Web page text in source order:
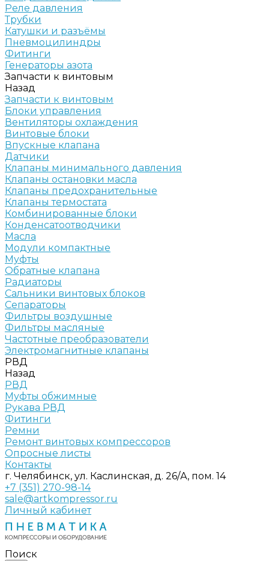
Реле давления
Трубки
Катушки и разъёмы
Пневмоцилиндры
Фитинги
Генераторы азота
Запчасти к винтовым
Назад
Запчасти к винтовым
Блоки управления
Вентиляторы охлаждения
Винтовые блоки
Впускные клапана
Датчики
Клапаны минимального давления
Клапаны остановки масла
Клапаны предохранительные
Клапаны термостата
Комбинированные блоки
Конденсатоотводчики
Масла
Модули компактные
Муфты
Обратные клапана
Радиаторы
Сальники винтовых блоков
Сепараторы
Фильтры воздушные
Фильтры масляные
Частотные преобразователи
Электромагнитные клапаны
РВД
Назад
РВД
Муфты обжимные
Рукава РВД
Фитинги
Ремни
Ремонт винтовых компрессоров
Опросные листы
Контакты
г. Челябинск, ул. Каслинская, д. 26/А, пом. 14
+7 (351) 270-98-14
sale@artkompressor.ru
Личный кабинет
Поиск